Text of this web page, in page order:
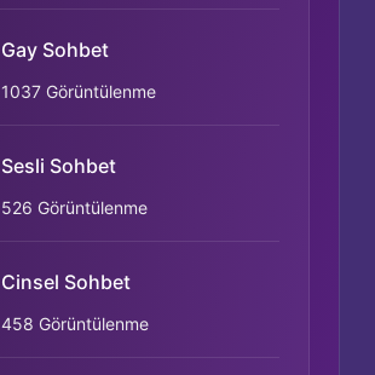
Gay Sohbet
1037 Görüntülenme
Sesli Sohbet
526 Görüntülenme
Cinsel Sohbet
458 Görüntülenme